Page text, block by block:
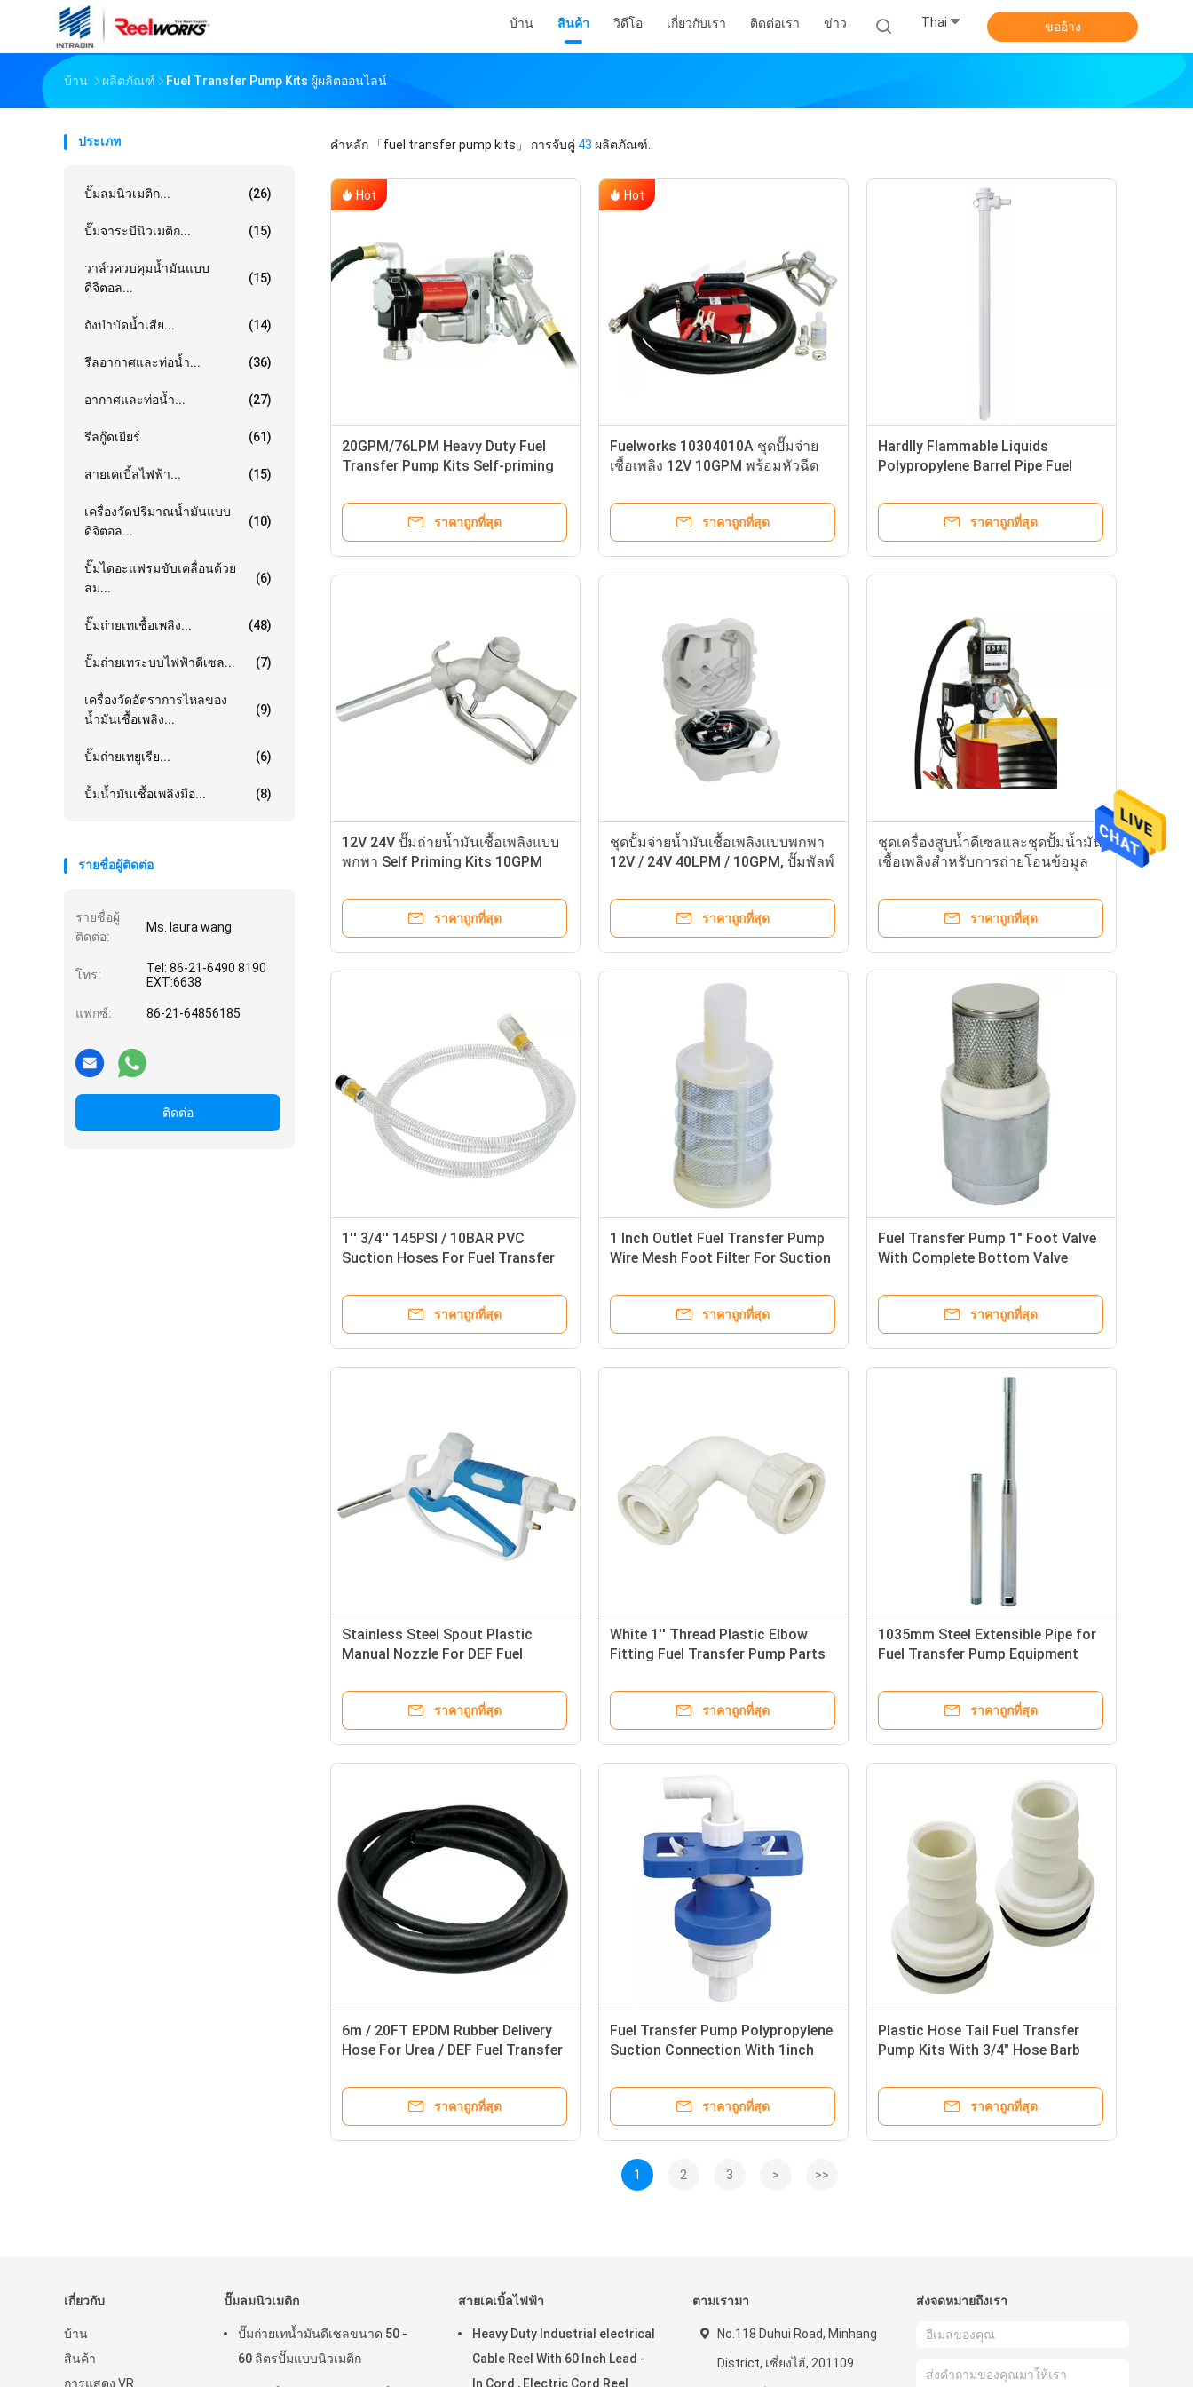
บ้าน สินค้า วิดีโอ เกี่ยวกับเรา ติดต่อเรา ข่าว Thai ขออ้าง
บ้าน ผลิตภัณฑ์ Fuel Transfer Pump Kits ผู้ผลิตออนไลน์
ประเภท
ปั๊มลมนิวเมติก... (26)
ปั๊มจาระบีนิวเมติก... (15)
วาล์วควบคุมน้ำมันแบบ
ดิจิตอล...
(15)
ถังบำบัดน้ำเสีย... (14)
รีลอากาศและท่อน้ำ... (36)
อากาศและท่อน้ำ... (27)
รีลกู๊ดเยียร์ (61)
สายเคเบิ้ลไฟฟ้า... (15)
เครื่องวัดปริมาณน้ำมันแบบ
ดิจิตอล...
(10)
ปั๊มไดอะแฟรมขับเคลื่อนด้วย
ลม...
(6)
ปั๊มถ่ายเทเชื้อเพลิง... (48)
ปั๊มถ่ายเทระบบไฟฟ้าดีเซล... (7)
เครื่องวัดอัตราการไหลของ
น้ำมันเชื้อเพลิง...
(9)
ปั๊มถ่ายเทยูเรีย... (6)
ปั้มน้ำมันเชื้อเพลิงมือ... (8)
รายชื่อผู้ติดต่อ
รายชื่อผู้
ติดต่อ:
Ms. laura wang
โทร:
Tel: 86-21-6490 8190
EXT:6638
แฟกซ์: 86-21-64856185
ติดต่อ
คำหลัก 「fuel transfer pump kits」 การจับคู่ 43 ผลิตภัณฑ์.
Hot
20GPM/76LPM Heavy Duty Fuel
Transfer Pump Kits Self-priming
mounting
ราคาถูกที่สุด
Hot
Fuelworks 10304010A ชุดปั๊มจ่าย
เชื้อเพลิง 12V 10GPM พร้อมหัวฉีด
ราคาถูกที่สุด
Hardlly Flammable Liquids
Polypropylene Barrel Pipe Fuel
ราคาถูกที่สุด
12V 24V ปั๊มถ่ายน้ำมันเชื้อเพลิงแบบ
พกพา Self Priming Kits 10GPM
ราคาถูกที่สุด
ชุดปั้มจ่ายน้ำมันเชื้อเพลิงแบบพกพา
12V / 24V 40LPM / 10GPM, ปั๊มพัลพ์
ราคาถูกที่สุด
ชุดเครื่องสูบน้ำดีเซลและชุดปั้มน้ำมัน
เชื้อเพลิงสำหรับการถ่ายโอนข้อมูล
ราคาถูกที่สุด
1'' 3/4'' 145PSI / 10BAR PVC
Suction Hoses For Fuel Transfer
ราคาถูกที่สุด
1 Inch Outlet Fuel Transfer Pump
Wire Mesh Foot Filter For Suction
ราคาถูกที่สุด
Fuel Transfer Pump 1" Foot Valve
With Complete Bottom Valve
ราคาถูกที่สุด
Stainless Steel Spout Plastic
Manual Nozzle For DEF Fuel
ราคาถูกที่สุด
White 1'' Thread Plastic Elbow
Fitting Fuel Transfer Pump Parts
ราคาถูกที่สุด
1035mm Steel Extensible Pipe for
Fuel Transfer Pump Equipment
ราคาถูกที่สุด
6m / 20FT EPDM Rubber Delivery
Hose For Urea / DEF Fuel Transfer
ราคาถูกที่สุด
Fuel Transfer Pump Polypropylene
Suction Connection With 1inch
ราคาถูกที่สุด
Plastic Hose Tail Fuel Transfer
Pump Kits With 3/4" Hose Barb
ราคาถูกที่สุด
1 2 3 > >>
เกี่ยวกับ
บ้าน
สินค้า
การแสดง VR
ปั๊มลมนิวเมติก
ปั๊มถ่ายเทน้ำมันดีเซลขนาด 50 -
60 ลิตรปั๊มแบบนิวเมติก
สายเคเบิ้ลไฟฟ้า
Heavy Duty Industrial electrical
Cable Reel With 60 Inch Lead -
In Cord , Electric Cord Reel
ตามเรามา
No.118 Duhui Road, Minhang
District, เซี่ยงไฮ้, 201109
ส่งจดหมายถึงเรา